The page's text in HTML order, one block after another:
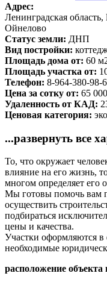
Адрес:
Ленинградская
Ойнелово
Статус земли: ДНП
Вид постройки:
Площадь дома от: 60
Площадь участка от:
Телефон: 8-964-380-98-
Цена за сотку от: 65
Удаленность от КАД:
Ценовая категория:
...развернуть все
То, что окружает
влияние на его жизнь,
многом определяет его
Мы готовы помочь вам
осуществить
подбираться
цены и качества.
Участки оформляются в
необходимые
расположение объекта